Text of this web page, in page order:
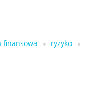
finansowa
ryzyko